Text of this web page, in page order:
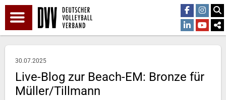
30.07.2025
Live-Blog zur Beach-EM: Bronze für
Müller/Tillmann